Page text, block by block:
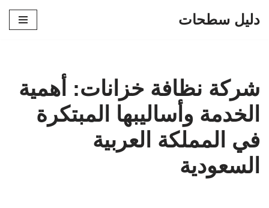
دليل سطحات
شركة نظافة خزانات: أهمية
الخدمة وأساليبها المبتكرة
في المملكة العربية
السعودية